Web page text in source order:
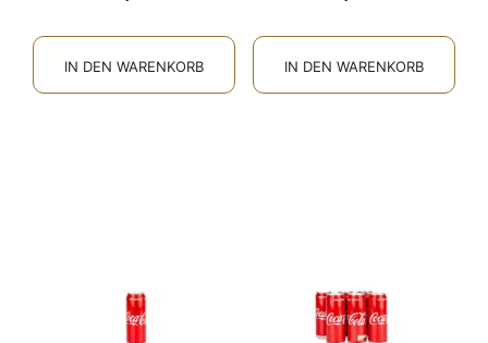
IN DEN WARENKORB IN DEN WARENKORB